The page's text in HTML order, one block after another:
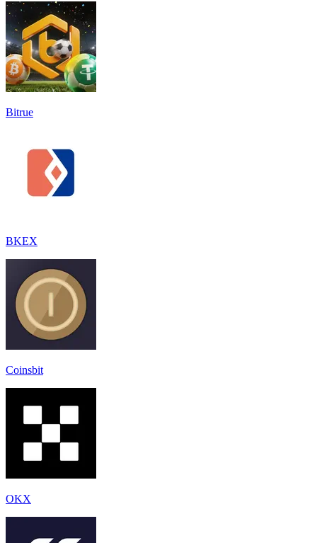
Bitrue
BKEX
Coinsbit
OKX